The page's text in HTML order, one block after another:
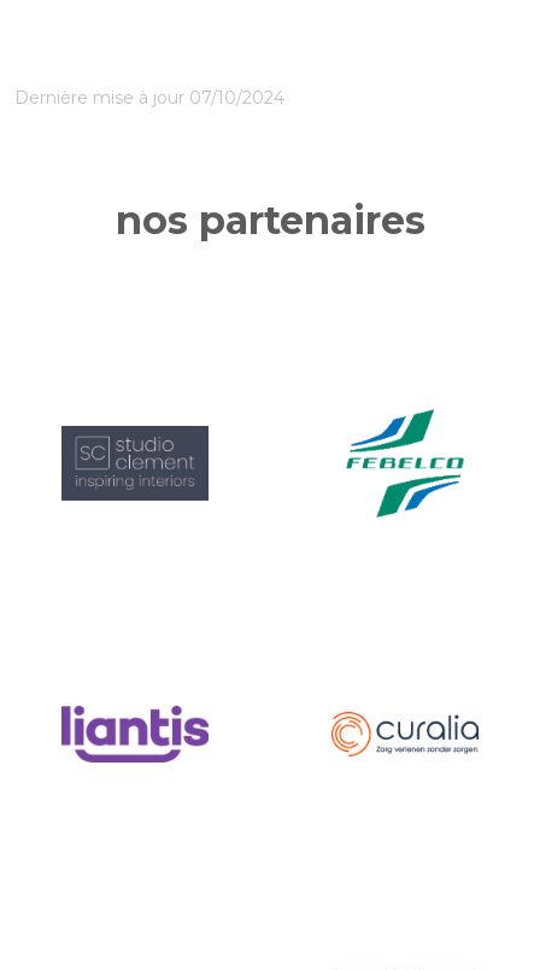
Dernière mise à jour 07/10/2024
nos partenaires